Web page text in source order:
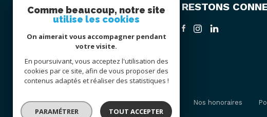
AVLMA
y.araujo@avlma.com
78750 Mareil-Marly
RESTONS
Nos partenaires Mentions légales Admin Nos honoraires
Comme beaucoup, notre site
utilise les cookies
On aimerait vous accompagner pendant
votre visite.
En poursuivant, vous acceptez l'utilisation des
cookies par ce site, afin de vous proposer des
contenus adaptés et réaliser des statistiques !
PARAMÉTRER TOUT ACCEPTER